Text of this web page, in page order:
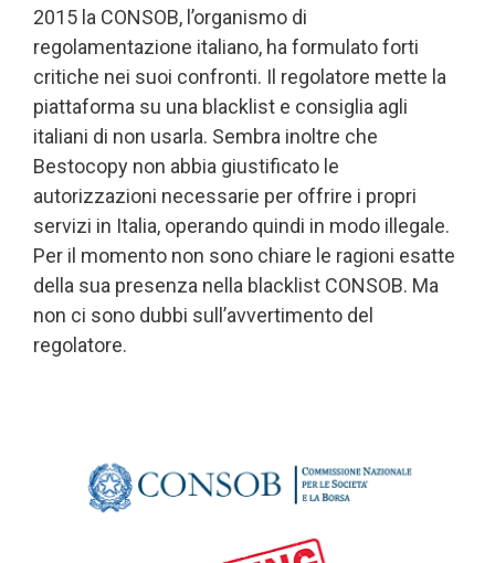
2015 la CONSOB, l’organismo di
regolamentazione italiano, ha formulato forti
critiche nei suoi confronti. Il regolatore mette la
piattaforma su una blacklist e consiglia agli
italiani di non usarla. Sembra inoltre che
Bestocopy non abbia giustificato le
autorizzazioni necessarie per offrire i propri
servizi in Italia, operando quindi in modo illegale.
Per il momento non sono chiare le ragioni esatte
della sua presenza nella blacklist CONSOB. Ma
non ci sono dubbi sull’avvertimento del
regolatore.